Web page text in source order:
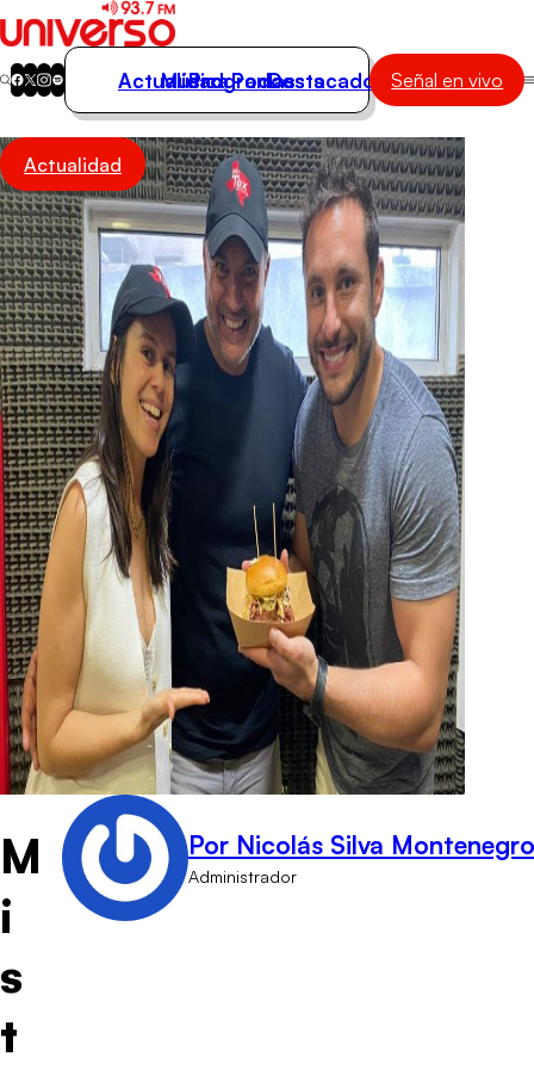
Actualidad
Música
Programas
Podcasts
Destacados
Actualidad
Música
Programas
Podcasts
Destacados Señal en vivo
Actualidad
M
i
s
t
Por Nicolás Silva
Administrador